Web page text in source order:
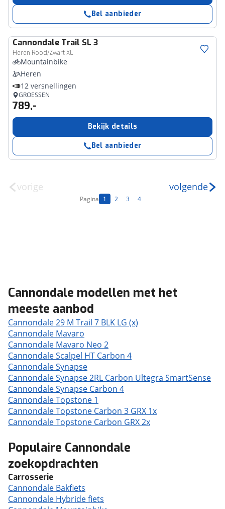
Bel aanbieder
Cannondale Trail SL 3
Heren Rood/Zwart XL
Mountainbike
Heren
12 versnellingen
GROESSEN
789,-
Bekijk details
Bel aanbieder
vorige
Pagina 1 2 3 4
volgende
Cannondale modellen met het
meeste aanbod
Cannondale 29 M Trail 7 BLK LG (x)
Cannondale Mavaro
Cannondale Mavaro Neo 2
Cannondale Scalpel HT Carbon 4
Cannondale Synapse
Cannondale Synapse 2RL Carbon Ultegra SmartSense
Cannondale Synapse Carbon 4
Cannondale Topstone 1
Cannondale Topstone Carbon 3 GRX 1x
Cannondale Topstone Carbon GRX 2x
Populaire Cannondale
zoekopdrachten
Carrosserie
Cannondale Bakfiets
Cannondale Hybride fiets